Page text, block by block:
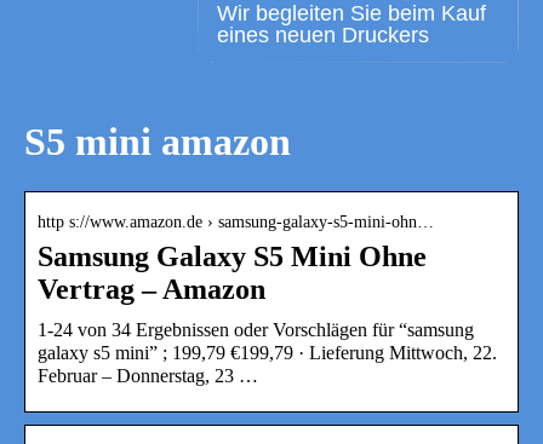
Wir begleiten Sie beim Kauf
eines neuen Druckers
S5 mini amazon
http s://www.amazon.de › samsung-galaxy-s5-mini-ohn…
Samsung Galaxy S5 Mini Ohne
Vertrag – Amazon
1-24 von 34 Ergebnissen oder Vorschlägen für “samsung
galaxy s5 mini” ; 199,79 €199,79 · Lieferung Mittwoch, 22.
Februar – Donnerstag, 23 …